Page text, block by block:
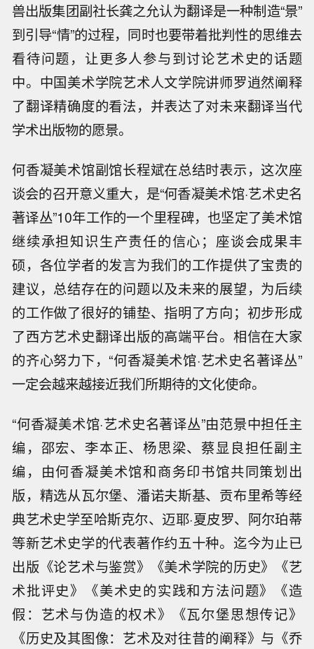
兽出版集团副社长龚之允认为翻译是一种制造“景”
到引导“情”的过程，同时也要带着批判性的思维去
看待问题，让更多人参与到讨论艺术史的话题
中。中国美术学院艺术人文学院讲师罗逍然阐释
了翻译精确度的看法，并表达了对未来翻译当代
学术出版物的愿景。
何香凝美术馆副馆长程斌在总结时表示，这次座
谈会的召开意义重大，是“何香凝美术馆·艺术史名
著译丛”10年工作的一个里程碑，也坚定了美术馆
继续承担知识生产责任的信心；座谈会成果丰
硕，各位学者的发言为我们的工作提供了宝贵的
建议，总结存在的问题以及未来的展望，为后续
的工作做了很好的铺垫、指明了方向；初步形成
了西方艺术史翻译出版的高端平台。相信在大家
的齐心努力下，“何香凝美术馆·艺术史名著译丛”
一定会越来越接近我们所期待的文化使命。
“何香凝美术馆·艺术史名著译丛”由范景中担任主
编，邵宏、李本正、杨思梁、蔡显良担任副主
编，由何香凝美术馆和商务印书馆共同策划出
版，精选从瓦尔堡、潘诺夫斯基、贡布里希等经
典艺术史学至哈斯克尔、迈耶·夏皮罗、阿尔珀蒂
等新艺术史学的代表著作约五十种。迄今为止已
出版《论艺术与鉴赏》《美术学院的历史》《艺
术批评史》《美术史的实践和方法问题》《造
假：艺术与伪造的权术》《瓦尔堡思想传记》
《历史及其图像：艺术及对往昔的阐释》与《乔